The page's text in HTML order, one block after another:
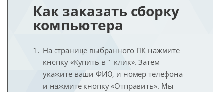
Как заказать сборку
компьютера
На странице выбранного ПК нажмите
кнопку «Купить в 1 клик». Затем
укажите ваши ФИО, и номер телефона
и нажмите кнопку «Отправить». Мы